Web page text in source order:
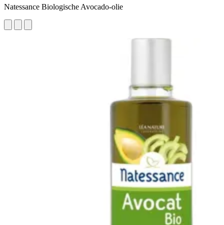
Natessance Biologische Avocado-olie